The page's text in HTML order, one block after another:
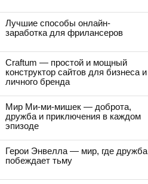
Лучшие способы онлайн-
заработка для фрилансеров
Craftum — простой и мощный
конструктор сайтов для бизнеса и
личного бренда
Мир Ми-ми-мишек — доброта,
дружба и приключения в каждом
эпизоде
Герои Энвелла — мир, где дружба
побеждает тьму